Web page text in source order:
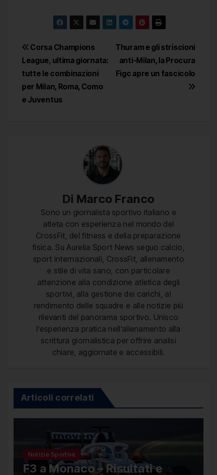
Navigazione
articoli
Thuram e gli striscioni
anti-Milan, la Procura
Figc apre un fascicolo
Corsa Champions
League, ultima giornata:
tutte le combinazioni
per Milan, Roma, Como
e Juventus
Di Marco Franco
Sono un giornalista sportivo italiano e
atleta con esperienza nel mondo del
CrossFit, del fitness e della preparazione
fisica. Su Aurelia Sport News seguo calcio,
sport internazionali, CrossFit, allenamento
e stile di vita sano, con particolare
attenzione alla condizione atletica degli
sportivi, alla gestione dei carichi, al
rendimento delle squadre e alle notizie più
rilevanti del panorama sportivo. Unisco
l’esperienza pratica nell’allenamento alla
scrittura giornalistica per offrire analisi
chiare, aggiornate e accessibili.
Articoli correlati
Notizie Sportive
F3 a Monaco – Risultati e